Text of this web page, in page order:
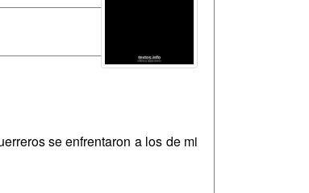
se enfrentaron a los de mi